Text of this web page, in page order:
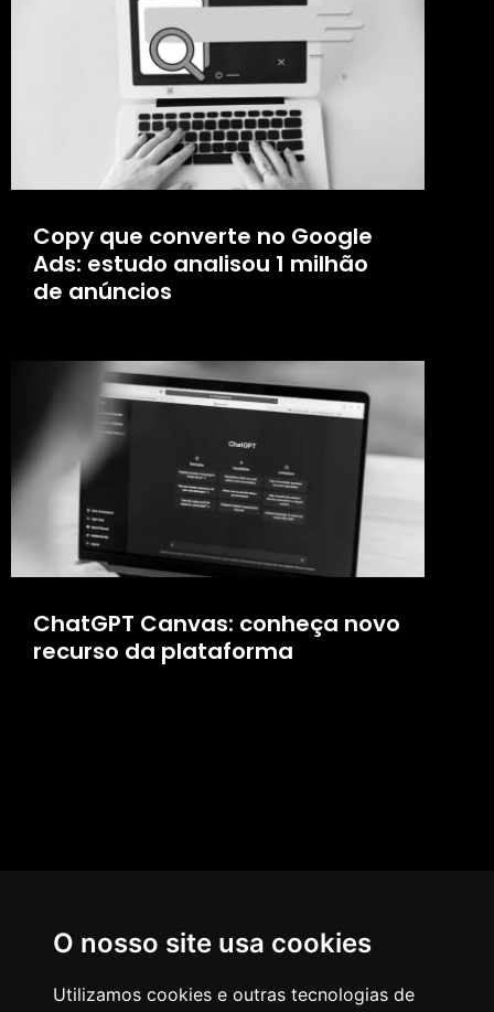
O nosso site usa cookies
Utilizamos cookies e outras tecnologias de
Copy que converte no Google
Ads: estudo analisou 1 milhão
de anúncios
ChatGPT Canvas: conheça novo
recurso da plataforma
AGÊNCIA
COMO PENSAMOS